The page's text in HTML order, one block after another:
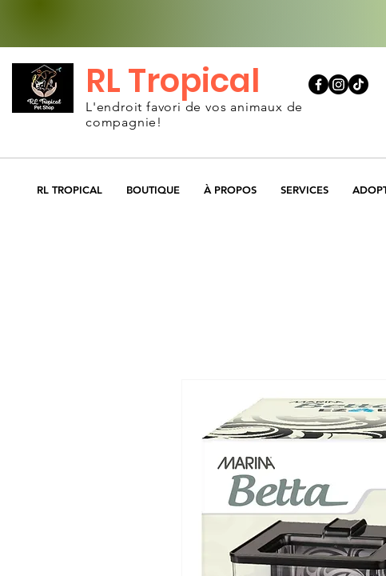
RL Tropical
L'endroit favori de vos animaux de
compagnie!
RL TROPICAL BOUTIQUE À PROPOS SERVICES